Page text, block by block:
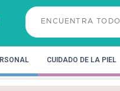
CUIDADO DE LA PIEL